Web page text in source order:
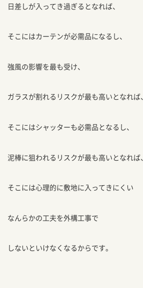
日差しが入ってき過ぎるとなれば、
そこにはカーテンが必需品になるし、
強風の影響を最も受け、
ガラスが割れるリスクが最も高いとなれば、
そこにはシャッターも必需品となるし、
泥棒に狙われるリスクが最も高いとなれば、
そこには心理的に敷地に入ってきにくい
なんらかの工夫を外構工事で
しないといけなくなるからです。